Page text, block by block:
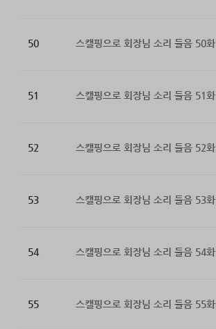
50 스캘핑으로 회장님 소리 들음 50화
51 스캘핑으로 회장님 소리 들음 51화
52 스캘핑으로 회장님 소리 들음 52화
53 스캘핑으로 회장님 소리 들음 53화
54 스캘핑으로 회장님 소리 들음 54화
55 스캘핑으로 회장님 소리 들음 55화